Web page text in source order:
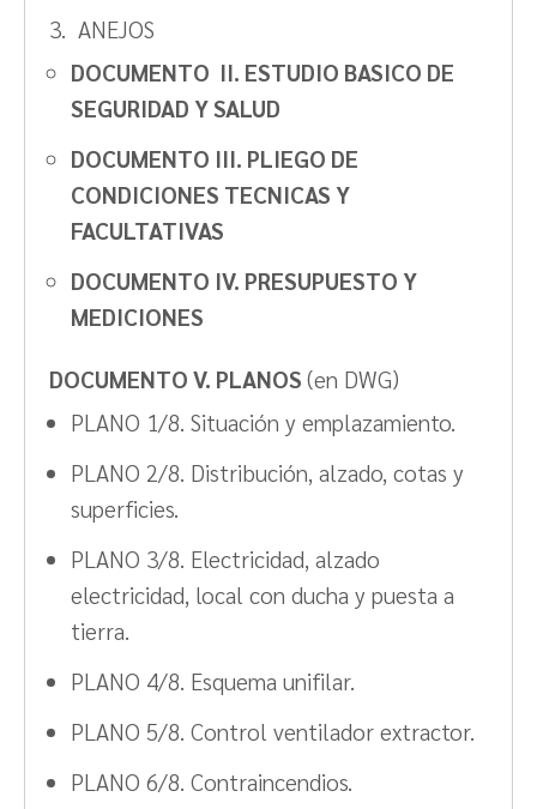
3. ANEJOS
DOCUMENTO II. ESTUDIO BASICO DE
SEGURIDAD Y SALUD
DOCUMENTO III. PLIEGO DE
CONDICIONES TECNICAS Y
FACULTATIVAS
DOCUMENTO IV. PRESUPUESTO Y
MEDICIONES
DOCUMENTO V. PLANOS (en DWG)
PLANO 1/8. Situación y emplazamiento.
PLANO 2/8. Distribución, alzado, cotas y
superficies.
PLANO 3/8. Electricidad, alzado
electricidad, local con ducha y puesta a
tierra.
PLANO 4/8. Esquema unifilar.
PLANO 5/8. Control ventilador extractor.
PLANO 6/8. Contraincendios.